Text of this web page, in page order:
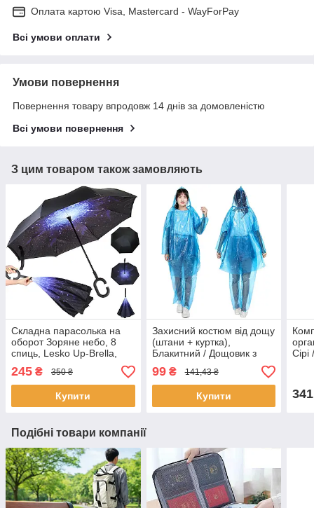
Оплата картою Visa, Mastercard - WayForPay
Всі умови оплати
Умови повернення
Повернення товару впродовж 14 днів за домовленістю
Всі умови повернення
З цим товаром також замовляють
Складна парасолька на
оборот Зоряне небо, 8
спиць, Lesko Up-Brella,
зворотного складання /
Парасолька від дощу
245 ₴ 350 ₴
Купити
Захисний костюм від дощу
(штани + куртка),
Блакитний / Дощовик з
костюм-дощовик
99₴ 141,43 ₴
Купити
Подібні товари компанії